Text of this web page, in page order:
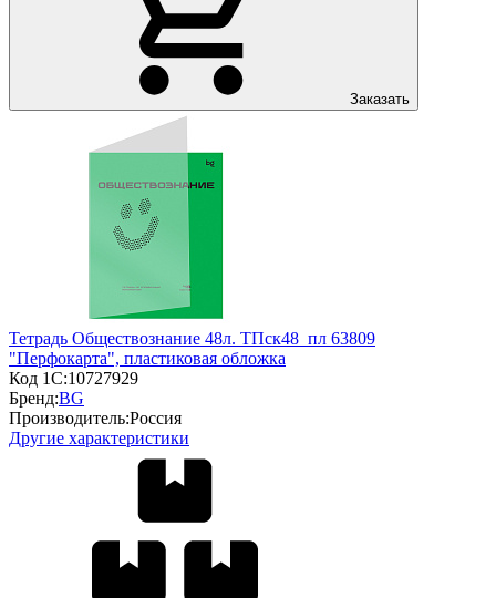
Заказать
Тетрадь Обществознание 48л. ТПск48_пл 63809
"Перфокарта", пластиковая обложка
Код 1С:10727929
Бренд:BG
Производитель:Россия
Другие характеристики